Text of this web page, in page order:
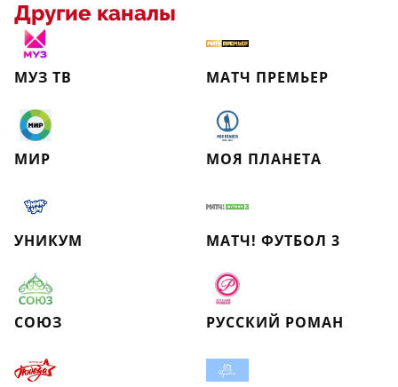
Другие каналы
МУЗ ТВ МАТЧ ПРЕМЬЕР
МИР МОЯ ПЛАНЕТА
УНИКУМ МАТЧ! ФУТБОЛ 3
СОЮЗ РУССКИЙ РОМАН